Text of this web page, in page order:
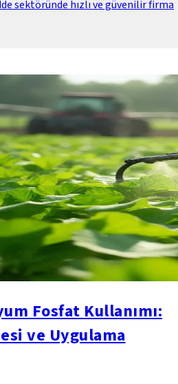
sektöründe hızlı ve güvenilir firma
Fosfat Kullanımı:
ve Uygulama